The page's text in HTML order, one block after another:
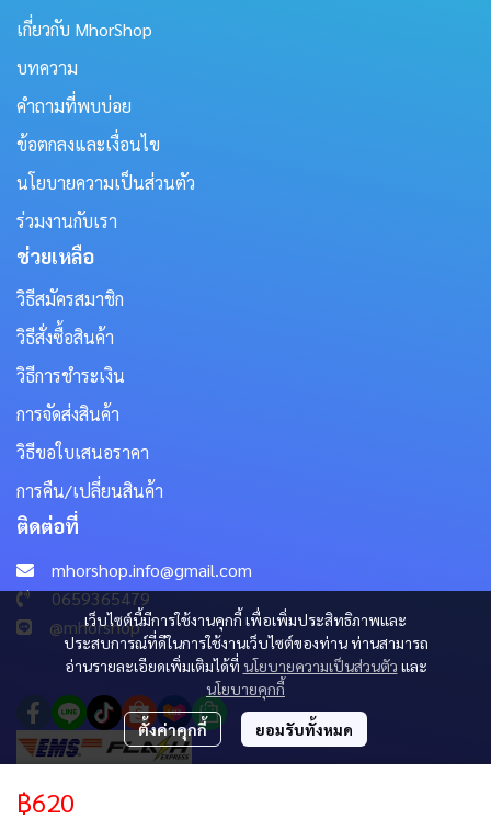
฿620
เว็บไซต์นี้มีการใช้งานคุกกี้ เพื่อเพิ่มประสิทธิภาพและ
ประสบการณ์ที่ดีในการใช้งานเว็บไซต์ของท่าน ท่านสามารถ
อ่านรายละเอียดเพิ่มเติมได้ที่ นโยบายความเป็นส่วนตัว และ
นโยบายคุกกี้
ตั้งค่าคุกกี้ ยอมรับทั้งหมด
เกี่ยวกับ MhorShop
บทความ
คำถามที่พบบ่อย
ข้อตกลงและเงื่อนไข
นโยบายความเป็นส่วนตัว
ร่วมงานกับเรา
ช่วยเหลือ
วิธีสมัครสมาชิก
วิธีสั่งซื้อสินค้า
วิธีการชำระเงิน
การจัดส่งสินค้า
วิธีขอใบเสนอราคา
การคืน/เปลี่ยนสินค้า
ติดต่อที่
mhorshop.info@gmail.com
0659365479
@mhorshop